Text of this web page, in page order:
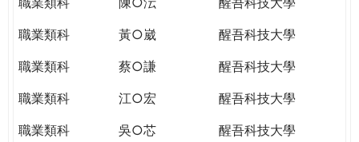
職業類科
黃○崴
醒吾科技大學
職業類科
蔡○謙
醒吾科技大學
職業類科
江○宏
醒吾科技大學
職業類科
吳○芯
醒吾科技大學